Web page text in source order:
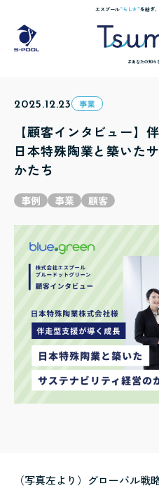
エスプール“らしさ”を紡ぎ
＃あなたの知ら
2025.12.23 事業
【顧客インタビュー
日本特殊陶業と築いた
かたち
事例 事業 顧客
（写真左より）グローバル